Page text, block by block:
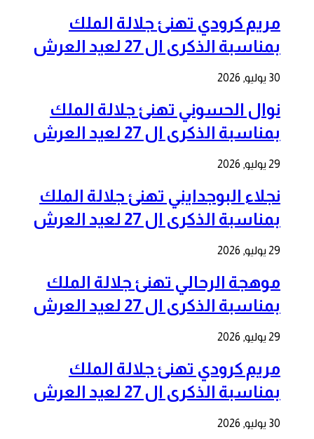
مريم كرودي تهنئ جلالة الملك
بمناسبة الذكرى ال 27 لعيد العرش
30 يوليو, 2026
نوال الحسوني تهنئ جلالة الملك
بمناسبة الذكرى ال 27 لعيد العرش
29 يوليو, 2026
نجلاء البوجدايني تهنئ جلالة الملك
بمناسبة الذكرى ال 27 لعيد العرش
29 يوليو, 2026
موهجة الرحالي تهنئ جلالة الملك
بمناسبة الذكرى ال 27 لعيد العرش
29 يوليو, 2026
مريم كرودي تهنئ جلالة الملك
بمناسبة الذكرى ال 27 لعيد العرش
30 يوليو, 2026